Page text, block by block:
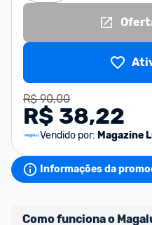
R$ 90,00
R$ 38,22
Vendido por: Magazine
Informações da
Como funciona o